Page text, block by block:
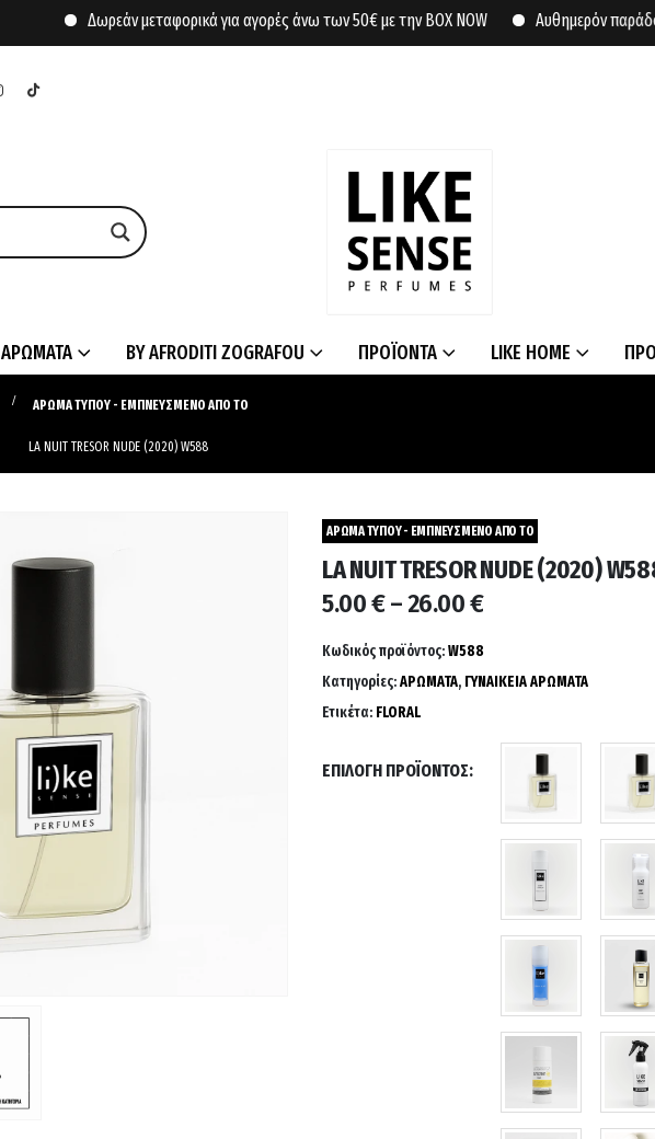
Δωρεάν μεταφορικά για αγορές άνω των 50€ με την BOX NOW Αυθημερόν παράδοση
ΑΡΩΜΑΤΑ BY AFRODITI ZOGRAFOU ΠΡΟΪΟΝΤΑ LIKE HOME
ΑΡΩΜΑ ΤΥΠΟΥ - ΕΜΠΝΕΥΣΜΕΝΟ ΑΠΟ ΤΟ
LA NUIT TRESOR NUDE (2020) W588
ΑΡΩΜΑ ΤΥΠΟΥ - ΕΜΠΝΕΥΣΜΕΝΟ ΑΠΟ ΤΟ
LA NUIT TRESOR NUDE (2020)
5.00€ –26.00€Price
5.00 €
through
Κωδικός προϊόντος:W588
Κατηγορίες:ΑΡΩΜΑΤΑ, ΓΥΝΑΙΚΕΙΑ ΑΡΩΜΑΤΑ
Ετικέτα: FLORAL
ΕΠΙΛΟΓΉ ΠΡΟΪΌΝΤΟΣ